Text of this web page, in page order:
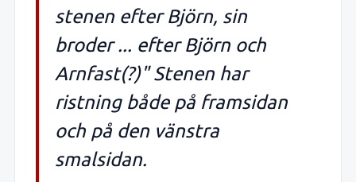
stenen efter Björn, sin
broder ... efter Björn och
Arnfast(?)" Stenen har
ristning både på framsidan
och på den vänstra
smalsidan.